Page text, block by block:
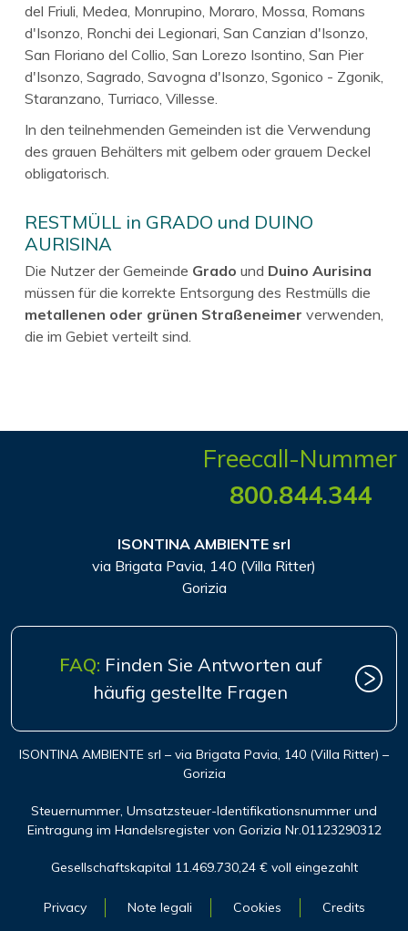
del Friuli, Medea, Monrupino, Moraro, Mossa, Romans
d'Isonzo, Ronchi dei Legionari, San Canzian d'Isonzo,
San Floriano del Collio, San Lorezo Isontino, San Pier
d'Isonzo, Sagrado, Savogna d'Isonzo, Sgonico - Zgonik,
Staranzano, Turriaco, Villesse.
In den teilnehmenden Gemeinden ist die Verwendung
des grauen Behälters mit gelbem oder grauem Deckel
obligatorisch.
RESTMÜLL in GRADO und DUINO
AURISINA
Die Nutzer der Gemeinde Grado und Duino Aurisina
müssen für die korrekte Entsorgung des Restmülls die
metallenen oder grünen Straßeneimer verwenden,
die im Gebiet verteilt sind.
Freecall-Nummer
800.844.344
ISONTINA AMBIENTE srl
via Brigata Pavia, 140 (Villa Ritter)
Gorizia
FAQ: Finden Sie Antworten auf
häufig gestellte Fragen
ISONTINA AMBIENTE srl – via Brigata Pavia, 140 (Villa Ritter) –
Gorizia
Steuernummer, Umsatzsteuer-Identifikationsnummer und
Eintragung im Handelsregister von Gorizia Nr.01123290312
Gesellschaftskapital 11.469.730,24 € voll eingezahlt
Privacy Note legali Cookies Credits